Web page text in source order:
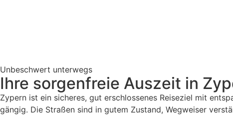
Unbeschwert unterwegs
Ihre sorgenfreie Auszeit in
Zypern ist ein sicheres, gut erschlossenes Reiseziel mit
gängig. Die Straßen sind in gutem Zustand, Wegweiser